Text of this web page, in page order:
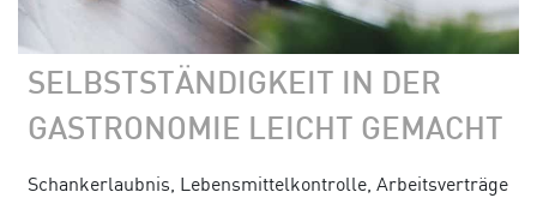
SELBSTSTÄNDIGKEIT IN DER
GASTRONOMIE LEICHT GEMACHT
Schankerlaubnis, Lebensmittelkontrolle, Arbeitsverträge